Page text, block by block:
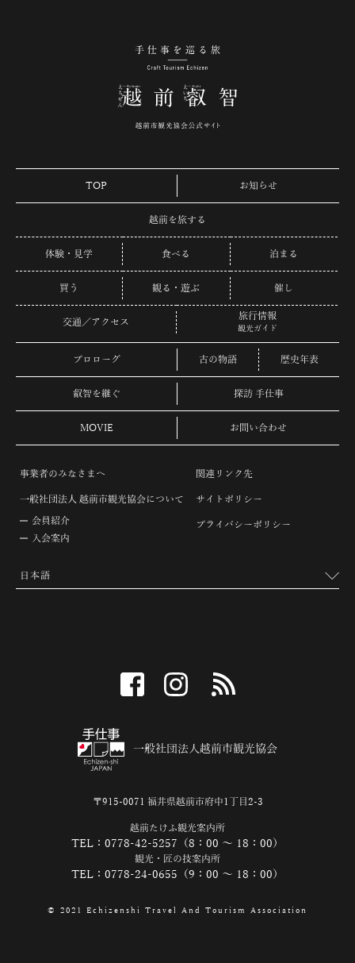
TOP お知らせ
越前を旅する
体験・見学 食べる 泊まる
買う 観る・遊ぶ 催し
交通／アクセス
旅行情報
観光ガイド
プロローグ 古の物語 歴史年表
叡智を継ぐ 探訪 手仕事
MOVIE お問い合わせ
事業者のみなさまへ
一般社団法人 越前市観光協会について
会員紹介
入会案内
関連リンク先
サイトポリシー
プライバシーポリシー
facebook instagram
一般社団法人越前市観光協会
〒915-0071 福井県越前市府中1丁目2-3
越前たけふ観光案内所
TEL：0778-42-5257（8：00 ～ 18：00）
観光・匠の技案内所
TEL：0778-24-0655（9：00 ～ 18：00）
© 2021 Echizenshi Travel And Tourism Association